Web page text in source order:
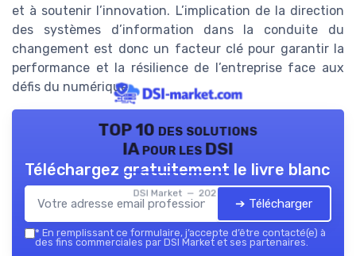
et à soutenir l’innovation. L’implication de la direction
des systèmes d’information dans la conduite du
changement est donc un facteur clé pour garantir la
performance et la résilience de l’entreprise face aux
défis du numérique.
TOP 10 des solutions
IA pour les DSI
DSI Market — 2026
Téléchargez gratuitement le livre blanc
➔ Télécharger
* En remplissant ce formulaire, j’accepte d’être contacté(e) à
des fins commerciales par DSI Market et ses partenaires.